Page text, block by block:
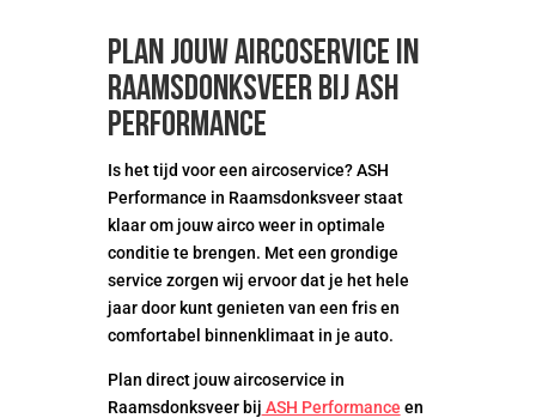
Plan jouw aircoservice in
Raamsdonksveer bij ASH
Performance
Is het tijd voor een aircoservice? ASH
Performance in Raamsdonksveer staat
klaar om jouw airco weer in optimale
conditie te brengen. Met een grondige
service zorgen wij ervoor dat je het hele
jaar door kunt genieten van een fris en
comfortabel binnenklimaat in je auto.
Plan direct jouw aircoservice in
Raamsdonksveer bij ASH Performance en